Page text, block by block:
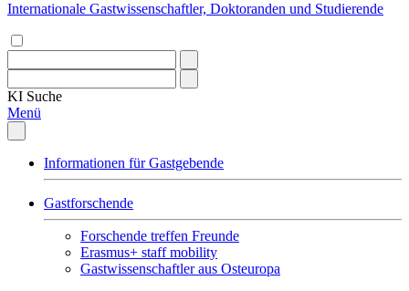
Internationale Gastwissenschaftler, Doktoranden und Studierende
KI Suche
Menü
Informationen für Gastgebende
Gastforschende
Forschende treffen Freunde
Erasmus+ staff mobility
Gastwissenschaftler aus Osteuropa